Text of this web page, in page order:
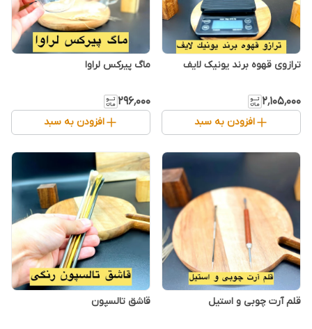
ترازوی قهوه برند یونیک لایف
۲٬۱۰۵٬۰۰۰
افزودن به سبد
ماگ پیرکس لراوا
۲۹۶٬۰۰۰
افزودن به سبد
قلم آرت چوبی و استیل قاشق تالسپون